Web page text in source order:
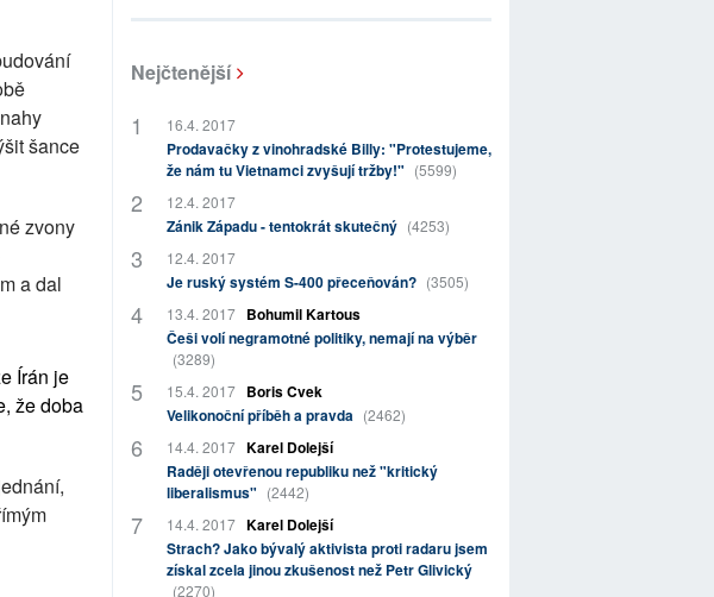
šance
zvony
a dal
Írán je
že doba
Nejčtenější
16.4. 2017
Prodavačky z vinohradské Billy: "Protestujeme,
že nám tu Vietnamci zvyšují tržby!" (5599)
12.4. 2017
Zánik Západu - tentokrát skutečný (4253)
12.4. 2017
Je ruský systém S-400 přeceňován? (3505)
13.4. 2017
Bohumil Kartous
Češi volí negramotné politiky, nemají na výběr
(3289)
15.4. 2017
Boris Cvek
Velikonoční příběh a pravda (2462)
14.4. 2017 Karel Dolejší
Raději otevřenou republiku než "kritický
liberalismus" (2442)
14.4. 2017 Karel Dolejší
Strach? Jako bývalý aktivista proti radaru jsem
získal zcela jinou zkušenost než Petr Glivický
(2270)